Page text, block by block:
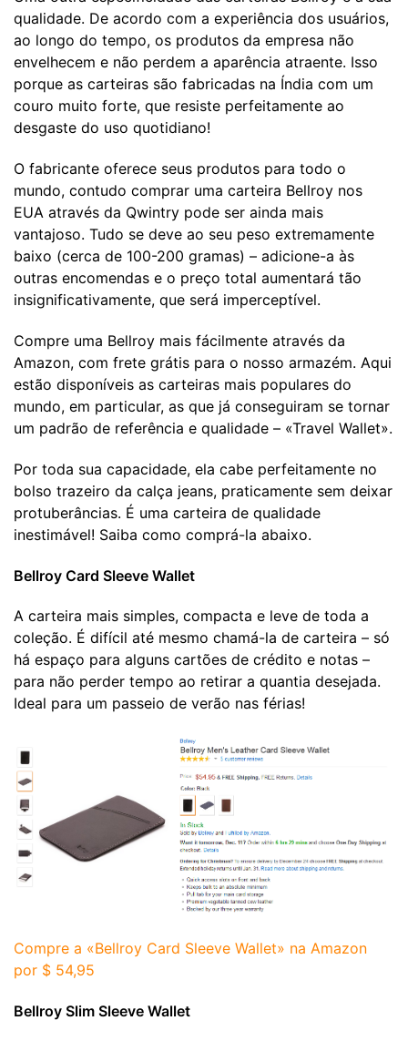
qualidade. De acordo com a experiência dos usuários,
ao longo do tempo, os produtos da empresa não
envelhecem e não perdem a aparência atraente. Isso
porque as carteiras são fabricadas na Índia com um
couro muito forte, que resiste perfeitamente ao
desgaste do uso quotidiano!
O fabricante oferece seus produtos para todo o
mundo, contudo comprar uma carteira Bellroy nos
EUA através da Qwintry pode ser ainda mais
vantajoso. Tudo se deve ao seu peso extremamente
baixo (cerca de 100-200 gramas) – adicione-a às
outras encomendas e o preço total aumentará tão
insignificativamente, que será imperceptível.
Compre uma Bellroy mais fácilmente através da
Amazon, com frete grátis para o nosso armazém. Aqui
estão disponíveis as carteiras mais populares do
mundo, em particular, as que já conseguiram se tornar
um padrão de referência e qualidade – «Travel Wallet».
Por toda sua capacidade, ela cabe perfeitamente no
bolso trazeiro da calça jeans, praticamente sem deixar
protuberâncias. É uma carteira de qualidade
inestimável! Saiba como comprá-la abaixo.
Bellroy Card Sleeve Wallet
A carteira mais simples, compacta e leve de toda a
coleção. É difícil até mesmo chamá-la de carteira – só
há espaço para alguns cartões de crédito e notas –
para não perder tempo ao retirar a quantia desejada.
Ideal para um passeio de verão nas férias!
Compre a «Bellroy Card Sleeve Wallet» na Amazon
por $ 54,95
Bellroy Slim Sleeve Wallet